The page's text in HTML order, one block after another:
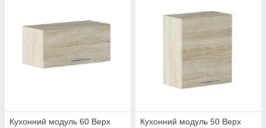
Кухонний модуль 60 Верх
Кухонний модуль 50 Верх